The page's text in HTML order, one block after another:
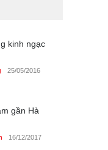
25/04/2020
sẽ là khu
kinh ngạc
25/05/2016
gần Hà
16/12/2017